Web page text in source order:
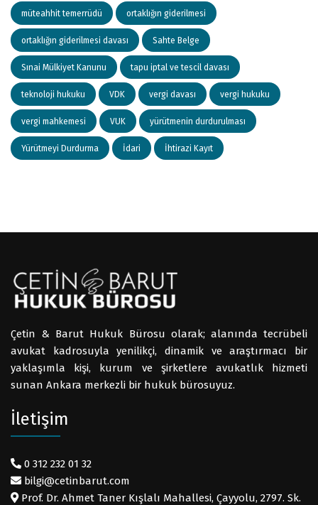
müteahhit temerrüdü ortaklığın giderilmesi
ortaklığın giderilmesi davası Sahte Belge
Sınai Mülkiyet Kanunu tapu iptal ve tescil davası
teknoloji hukuku VDK vergi davası vergi hukuku
vergi mahkemesi VUK yürütmenin durdurulması
Yürütmeyi Durdurma İdari İhtirazi Kayıt
Çetin & Barut Hukuk Bürosu olarak; alanında tecrübeli
avukat kadrosuyla yenilikçi, dinamik ve araştırmacı bir
yaklaşımla kişi, kurum ve şirketlere avukatlık hizmeti
sunan Ankara merkezli bir hukuk bürosuyuz.
İletişim
0 312 232 01 32
bilgi@cetinbarut.com
Prof. Dr. Ahmet Taner Kışlalı Mahallesi, Çayyolu, 2797. Sk.